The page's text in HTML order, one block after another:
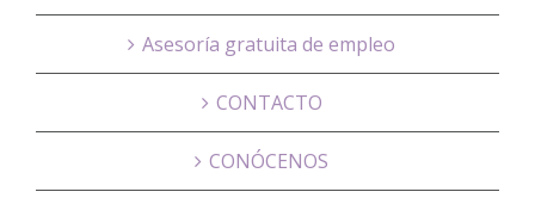
Asesoría gratuita de empleo
CONTACTO
CONÓCENOS